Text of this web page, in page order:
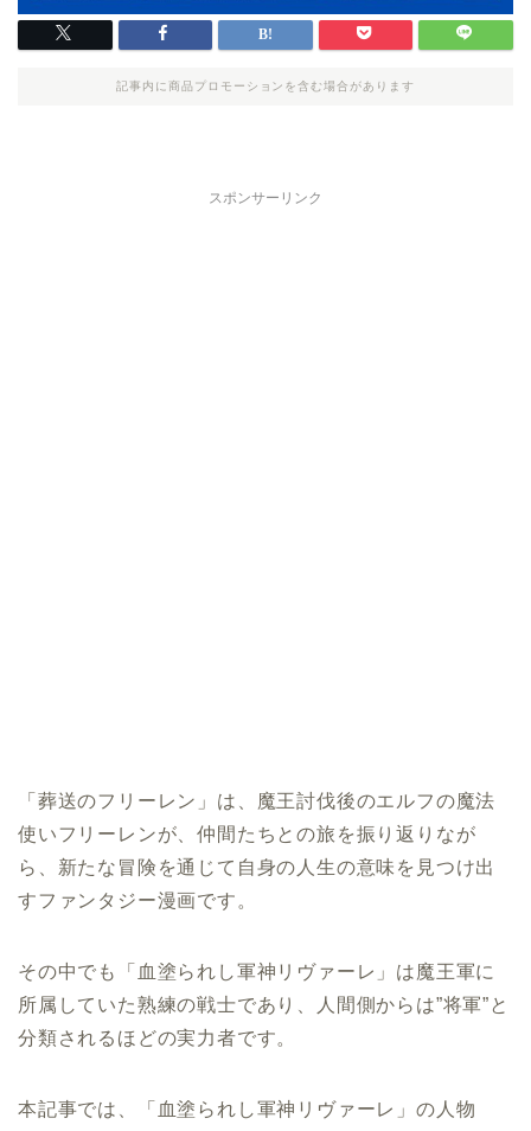
記事内に商品プロモーションを含む場合があります
スポンサーリンク
「葬送のフリーレン」は、魔王討伐後のエルフの魔法
使いフリーレンが、仲間たちとの旅を振り返りなが
ら、新たな冒険を通じて自身の人生の意味を見つけ出
すファンタジー漫画です。
その中でも「血塗られし軍神リヴァーレ」は魔王軍に
所属していた熟練の戦士であり、人間側からは”将軍”と
分類されるほどの実力者です。
本記事では、「血塗られし軍神リヴァーレ」の人物